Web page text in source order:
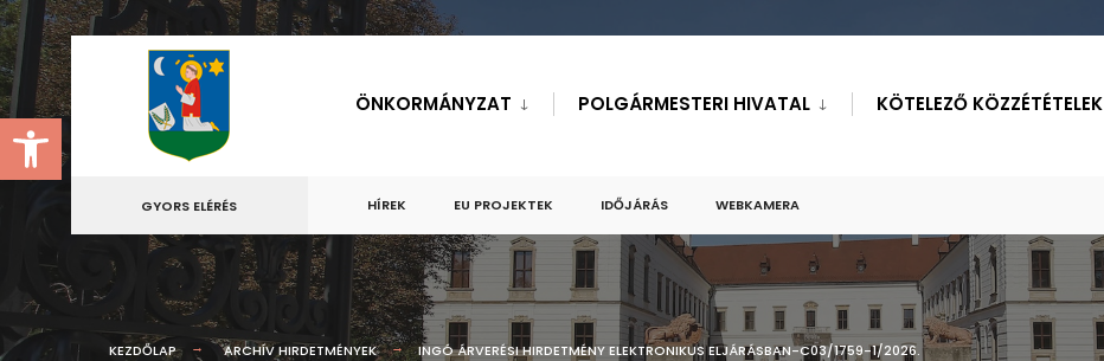
Eszköztár megnyitása
content
ÖNKORMÁNYZAT POLGÁRMESTERI HIVATAL KÖTELEZŐ KÖZZÉTÉTELEK
GYORS ELÉRÉS HÍREK EU PROJEKTEK IDŐJÁRÁS WEBKAMERA
KEZDŐLAP ARCHÍV HIRDETMÉNYEK INGÓ ÁRVERÉSI HIRDETMÉNY ELEKTRONIKUS ELJÁRÁSBAN-C03/1759-1/2026.